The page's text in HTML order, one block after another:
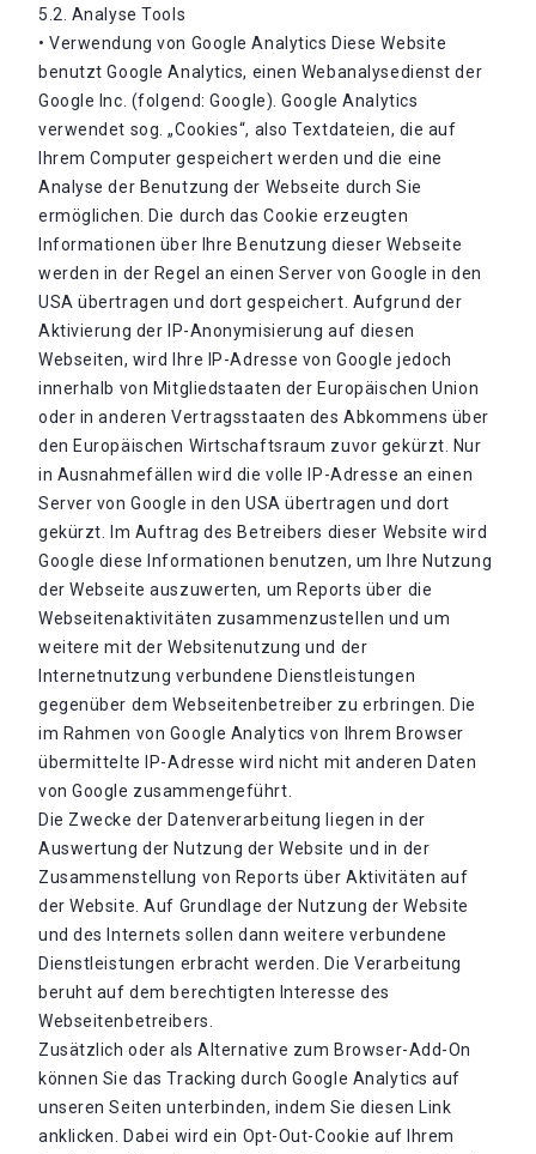
5.2. Analyse Tools
• Verwendung von Google Analytics Diese Website
benutzt Google Analytics, einen Webanalysedienst der
Google Inc. (folgend: Google). Google Analytics
verwendet sog. „Cookies“, also Textdateien, die auf
Ihrem Computer gespeichert werden und die eine
Analyse der Benutzung der Webseite durch Sie
ermöglichen. Die durch das Cookie erzeugten
Informationen über Ihre Benutzung dieser Webseite
werden in der Regel an einen Server von Google in den
USA übertragen und dort gespeichert. Aufgrund der
Aktivierung der IP-Anonymisierung auf diesen
Webseiten, wird Ihre IP-Adresse von Google jedoch
innerhalb von Mitgliedstaaten der Europäischen Union
oder in anderen Vertragsstaaten des Abkommens über
den Europäischen Wirtschaftsraum zuvor gekürzt. Nur
in Ausnahmefällen wird die volle IP-Adresse an einen
Server von Google in den USA übertragen und dort
gekürzt. Im Auftrag des Betreibers dieser Website wird
Google diese Informationen benutzen, um Ihre Nutzung
der Webseite auszuwerten, um Reports über die
Webseitenaktivitäten zusammenzustellen und um
weitere mit der Websitenutzung und der
Internetnutzung verbundene Dienstleistungen
gegenüber dem Webseitenbetreiber zu erbringen. Die
im Rahmen von Google Analytics von Ihrem Browser
übermittelte IP-Adresse wird nicht mit anderen Daten
von Google zusammengeführt.
Die Zwecke der Datenverarbeitung liegen in der
Auswertung der Nutzung der Website und in der
Zusammenstellung von Reports über Aktivitäten auf
der Website. Auf Grundlage der Nutzung der Website
und des Internets sollen dann weitere verbundene
Dienstleistungen erbracht werden. Die Verarbeitung
beruht auf dem berechtigten Interesse des
Webseitenbetreibers.
Zusätzlich oder als Alternative zum Browser-Add-On
können Sie das Tracking durch Google Analytics auf
unseren Seiten unterbinden, indem Sie diesen Link
anklicken. Dabei wird ein Opt-Out-Cookie auf Ihrem